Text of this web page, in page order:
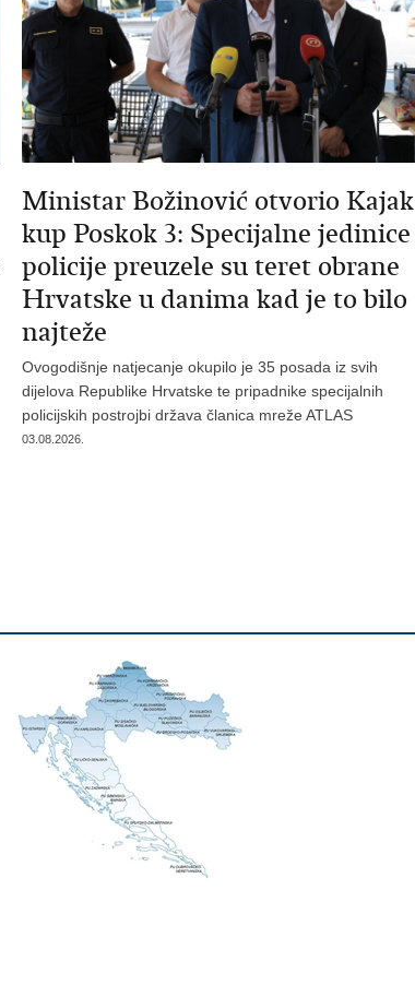
Ministar Božinović otvorio Kajak
kup Poskok 3: Specijalne jedinice
policije preuzele su teret obrane
Hrvatske u danima kad je to bilo
najteže
Ovogodišnje natjecanje okupilo je 35 posada iz svih
dijelova Republike Hrvatske te pripadnike specijalnih
policijskih postrojbi država članica mreže ATLAS
03.08.2026.